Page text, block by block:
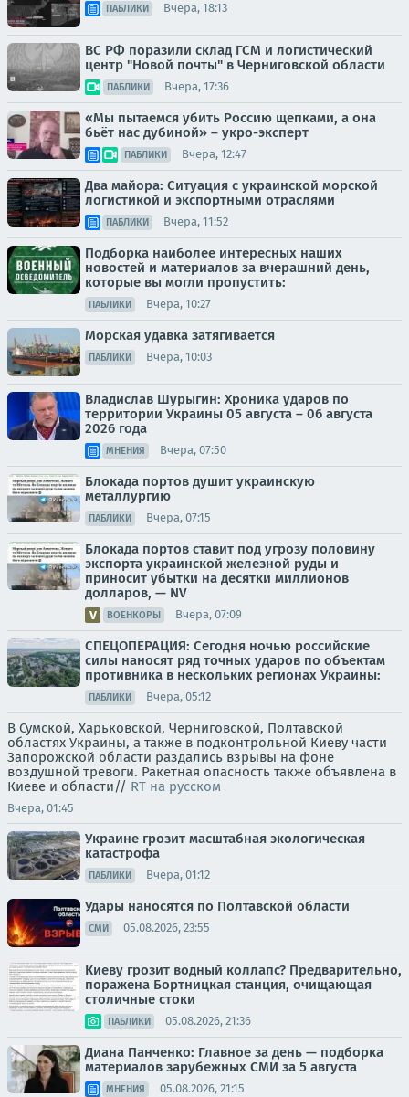
ПАБЛИКИ Вчера, 18:13
ВС РФ поразили склад ГСМ и логистический
центр "Новой почты" в Черниговской области
ПАБЛИКИ Вчера, 17:36
«Мы пытаемся убить Россию щепками, а она
бьёт нас дубиной» – укро-эксперт
ПАБЛИКИ Вчера, 12:47
Два майора: Ситуация с украинской морской
логистикой и экспортными отраслями
ПАБЛИКИ Вчера, 11:52
Подборка наиболее интересных наших
новостей и материалов за вчерашний день,
которые вы могли пропустить:
ПАБЛИКИ Вчера, 10:27
Морская удавка затягивается
ПАБЛИКИ Вчера, 10:03
Владислав Шурыгин: Хроника ударов по
территории Украины 05 августа – 06 августа
2026 года
МНЕНИЯ Вчера, 07:50
Блокада портов душит украинскую
металлургию
ПАБЛИКИ Вчера, 07:15
Блокада портов ставит под угрозу половину
экспорта украинской железной руды и
приносит убытки на десятки миллионов
долларов, — NV
ВОЕНКОРЫ Вчера, 07:09
СПЕЦОПЕРАЦИЯ: Сегодня ночью российские
силы наносят ряд точных ударов по объектам
противника в нескольких регионах Украины:
ПАБЛИКИ Вчера, 05:12
В Сумской, Харьковской, Черниговской, Полтавской
областях Украины, а также в подконтрольной Киеву части
Запорожской области раздались взрывы на фоне
воздушной тревоги. Ракетная опасность также объявлена в
Киеве и области// RT на русском
Вчера, 01:45
Украине грозит масштабная экологическая
катастрофа
ПАБЛИКИ Вчера, 01:12
Удары наносятся по Полтавской области
СМИ 05.08.2026, 23:55
Киеву грозит водный коллапс? Предварительно,
поражена Бортницкая станция, очищающая
столичные стоки
ПАБЛИКИ 05.08.2026, 21:36
Диана Панченко: Главное за день — подборка
материалов зарубежных СМИ за 5 августа
МНЕНИЯ 05.08.2026, 21:15